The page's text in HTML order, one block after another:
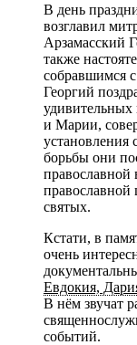
В день
возглавил
Арзамасский
также
собравшимся
Георгий
и Марии,
установления
борьбы они
православной
святых.
Кстати, в
очень
Евдокия,
В нём звучат
событий.